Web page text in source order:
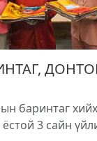
баринтаг
3 сайн